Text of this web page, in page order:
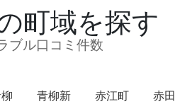
町域を探す
ブル口コミ件数
青柳新 赤江町 赤田